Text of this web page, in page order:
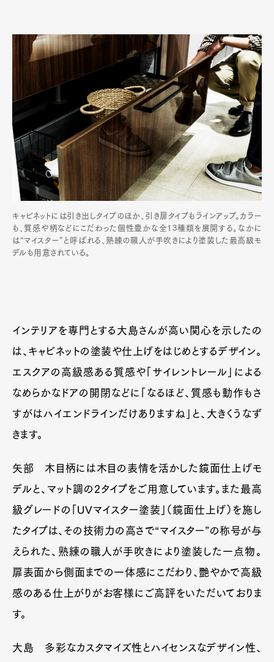
キャビネットには引き出しタイプのほか、引き扉タイプもラインアップ。カラー
も、質感や柄などにこだわった個性豊かな全13種類を展開する。なかに
は“マイスター”と呼ばれる、熟練の職人が手吹きにより塗装した最高級モ
デルも用意されている。
インテリアを専門とする大島さんが高い関心を示したの
は、キャビネットの塗装や仕上げをはじめとするデザイン。
エスクアの高級感ある質感や「サイレントレール」による
なめらかなドアの開閉などに「なるほど、質感も動作もさ
すがはハイエンドラインだけありますね」と、大きくうなず
きます。
矢部 木目柄には木目の表情を活かした鏡面仕上げモ
デルと、マット調の2タイプをご用意しています。また最高
級グレードの「UVマイスター塗装」（鏡面仕上げ）を施し
たタイプは、その技術力の高さで“マイスター”の称号が与
えられた、熟練の職人が手吹きにより塗装した一点物。
扉表面から側面までの一体感にこだわり、艷やかで高級
感のある仕上がりがお客様にご高評をいただいておりま
す。
大島 多彩なカスタマイズ性とハイセンスなデザイン性、